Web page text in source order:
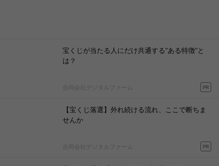
宝くじが当たる人にだけ共通する“ある特徴”と
は？
合同会社デジタルファーム PR
【宝くじ落選】外れ続ける流れ、ここで断ちま
せんか
合同会社デジタルファーム PR